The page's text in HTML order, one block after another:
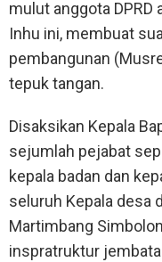
mulut anggota DPRD
Inhu ini, membuat
pembangunan
tepuk tangan.
Disaksikan Kepala
sejumlah pejabat
kepala badan dan
seluruh Kepala desa
Martimbang
inspratruktur